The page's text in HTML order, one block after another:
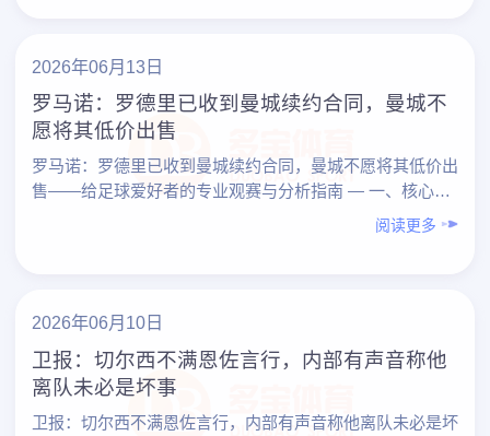
2026年06月13日
罗马诺：罗德里已收到曼城续约合同，曼城不
愿将其低价出售
罗马诺：罗德里已收到曼城续约合同，曼城不愿将其低价出
售——给足球爱好者的专业观赛与分析指南 — 一、核心结
论先看：这条新闻到底说明了什么？ 围绕“罗马诺：罗
阅读更多
2026年06月10日
卫报：切尔西不满恩佐言行，内部有声音称他
离队未必是坏事
卫报：切尔西不满恩佐言行，内部有声音称他离队未必是坏